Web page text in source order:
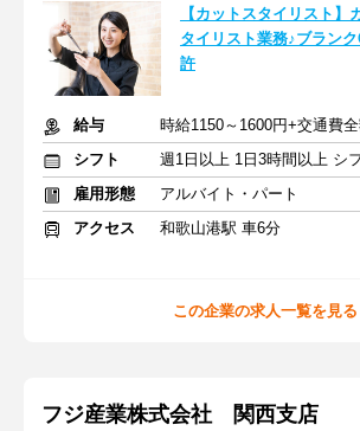
【カットスタイリスト】
タイリスト業務♪ブラン
許
給与
時給1150～1600円+交通費
シフト
雇用形態
アルバイト・パート
アクセス
和歌山港駅 車6分
この企業の求人一覧を見る
フジ産業株式会社 関西支店